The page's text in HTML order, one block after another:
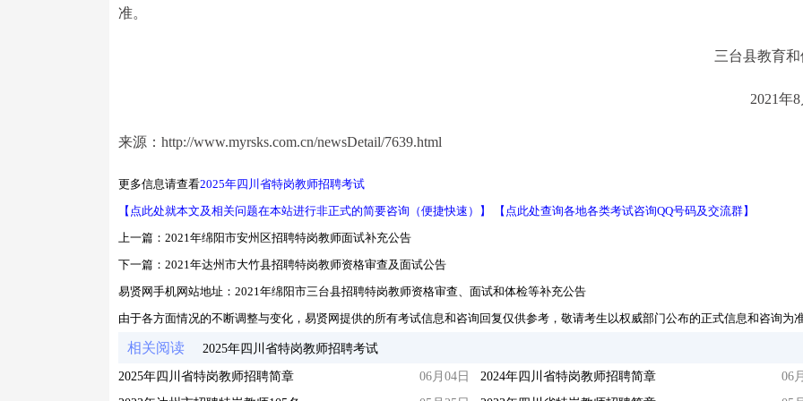
准。
三台县教育
2021年
来源：http://www.myrsks.com.cn/newsDetail/7639.html
更多信息请查看2025年四川省特岗教师招聘考试
【点此处就本文及相关问题在本站进行非正式的简要咨询（便捷快速）】
【点此处查询各地各类考试咨询QQ号码及交流群】
上一篇： 2021年绵阳市安州区招聘特岗教师面试补充公告
下一篇： 2021年达州市大竹县招聘特岗教师资格审查及面试公告
易贤网手机网站地址： 2021年绵阳市三台县招聘特岗教师资格审查、面试和体检等补充公告
由于各方面情况的不断调整与变化，易贤网提供的所有考试信息和咨询回复仅供参考，敬请考生以权威部门公布的正式信息和咨询为
相关阅读 2025年四川省特岗教师招聘考试
2025年四川省特岗教师招聘简章 06月04日 2024年四川省特岗教师招聘简章
06